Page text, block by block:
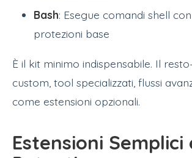
Bash: Esegue comandi shell
protezioni base
È il kit minimo indispensabile. Il
custom, tool specializzati, flussi
come estensioni opzionali.
Estensioni Semplici